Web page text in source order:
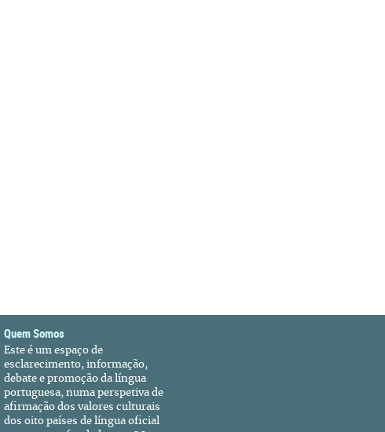
Quem Somos
Este é um espaço de
esclarecimento, informação,
debate e promoção da língua
portuguesa, numa perspetiva de
afirmação dos valores culturais
dos oito países de língua oficial